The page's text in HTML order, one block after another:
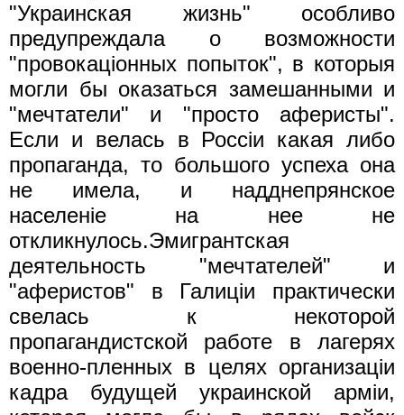
"Украинская жизнь" особливо
предупреждала о возможности
"провокацiонных попыток", в которыя
могли бы оказаться замешанными и
"мечтатели" и "просто аферисты".
Если и велась в Россiи какая либо
пропаганда, то большого успеха она
не имела, и надднепрянское
населенie на нее не
откликнулось.Эмигрантская
деятельность "мечтателей" и
"аферистов" в Галицiи практически
свелась к некоторой
пропагандистской работе в лагерях
военно-пленных в целях организацiи
кадра будущей украинской армiи,